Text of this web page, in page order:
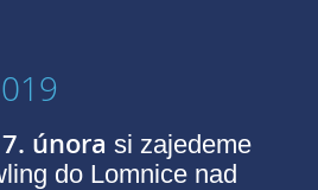
7. února si zajedeme
do Lomnice nad